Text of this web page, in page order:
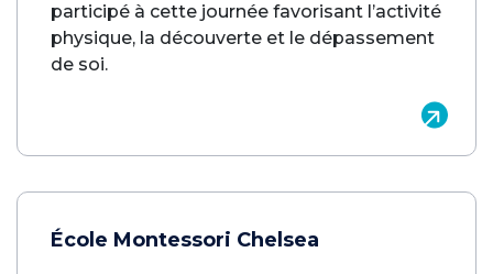
participé à cette journée favorisant l’activité
physique, la découverte et le dépassement
de soi.
École Montessori Chelsea